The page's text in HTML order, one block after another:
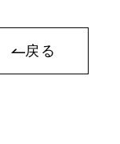
戻る